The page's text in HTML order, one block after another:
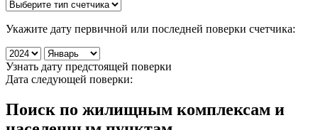
Укажите дату первичной или последней поверки счетчика:
Узнать дату предстоящей поверки
Дата следующей поверки:
Поиск по жилищным комплексам и